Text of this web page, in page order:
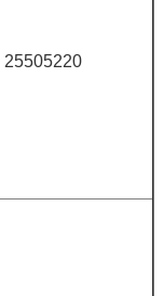
25505220